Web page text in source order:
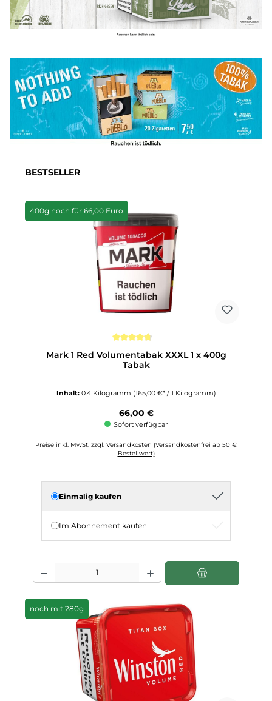
Produktgalerie überspringen
BESTSELLER
400g noch für 66,00 Euro
Mark 1 Red Volumentabak XXXL 1 x 400g
Tabak
Inhalt: 0.4 Kilogramm (165,00 €* / 1 Kilogramm)
Regulärer Preis:
66,00 €
Sofort verfügbar
Preise inkl. MwSt. zzgl. Versandkosten (Versandkostenfrei ab 50 €
Bestellwert)
Einmalig kaufen
Im Abonnement kaufen
noch mit 280g